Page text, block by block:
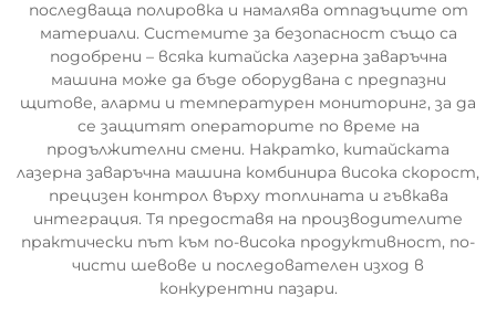
последваща полировка и намалява отпадъците от
материали. Системите за безопасност също са
подобрени – всяка китайска лазерна заваръчна
машина може да бъде оборудвана с предпазни
щитове, аларми и температурен мониторинг, за да
се защитят операторите по време на
продължителни смени. Накратко, китайската
лазерна заваръчна машина комбинира висока скорост,
прецизен контрол върху топлината и гъвкава
интеграция. Тя предоставя на производителите
практически път към по-висока продуктивност, по-
чисти шевове и последователен изход в
конкурентни пазари.